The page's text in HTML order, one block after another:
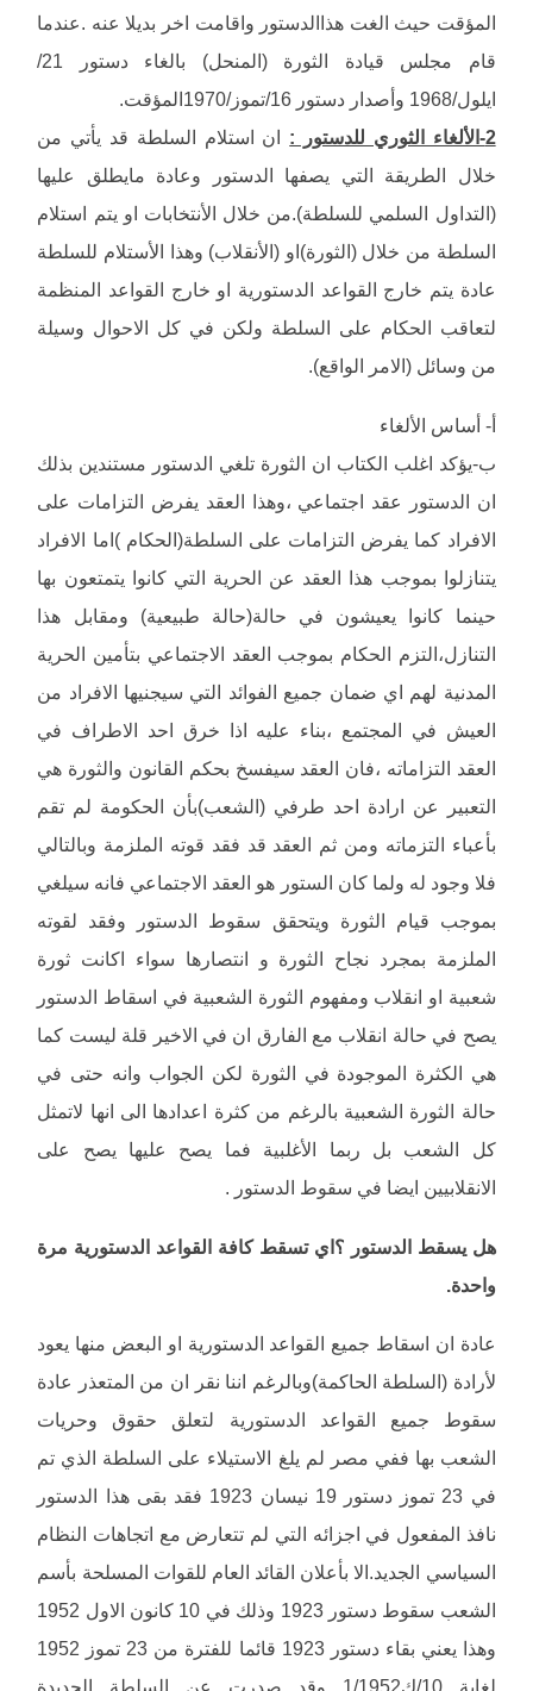
المؤقت حيث الغت هذاالدستور واقامت اخر بديلا عنه .عندما
قام مجلس قيادة الثورة (المنحل) بالغاء دستور 21/
ايلول/1968 وأصدار دستور 16/تموز/1970المؤقت.
2-الألغاء الثوري للدستور :
ان استلام السلطة قد يأتي من
خلال الطريقة التي يصفها الدستور وعادة مايطلق عليها
(التداول السلمي للسلطة).من خلال الأنتخابات او يتم استلام
السلطة من خلال (الثورة)او (الأنقلاب) وهذا الأستلام للسلطة
عادة يتم خارج القواعد الدستورية او خارج القواعد المنظمة
لتعاقب الحكام على السلطة ولكن في كل الاحوال وسيلة
من وسائل (الامر الواقع).
أ‌- أساس الألغاء
ب‌-يؤكد اغلب الكتاب ان الثورة تلغي الدستور مستندين بذلك
ان الدستور عقد اجتماعي ،وهذا العقد يفرض التزامات على
الافراد كما يفرض التزامات على السلطة(الحكام )اما الافراد
يتنازلوا بموجب هذا العقد عن الحرية التي كانوا يتمتعون بها
حينما كانوا يعيشون في حالة(حالة طبيعية) ومقابل هذا
التنازل،التزم الحكام بموجب العقد الاجتماعي بتأمين الحرية
المدنية لهم اي ضمان جميع الفوائد التي سيجنيها الافراد من
العيش في المجتمع ،بناء عليه اذا خرق احد الاطراف في
العقد التزاماته ،فان العقد سيفسخ بحكم القانون والثورة هي
التعبير عن ارادة احد طرفي (الشعب)بأن الحكومة لم تقم
بأعباء التزماته ومن ثم العقد قد فقد قوته الملزمة وبالتالي
فلا وجود له ولما كان الستور هو العقد الاجتماعي فانه سيلغي
بموجب قيام الثورة ويتحقق سقوط الدستور وفقد لقوته
الملزمة بمجرد نجاح الثورة و انتصارها سواء اكانت ثورة
شعبية او انقلاب ومفهوم الثورة الشعبية في اسقاط الدستور
يصح في حالة انقلاب مع الفارق ان في الاخير قلة ليست كما
هي الكثرة الموجودة في الثورة لكن الجواب وانه حتى في
حالة الثورة الشعبية بالرغم من كثرة اعدادها الى انها لاتمثل
كل الشعب بل ربما الأغلبية فما يصح عليها يصح على
الانقلابيين ايضا في سقوط الدستور .
هل يسقط الدستور ؟اي تسقط كافة القواعد الدستورية مرة
واحدة.
عادة ان اسقاط جميع القواعد الدستورية او البعض منها يعود
لأرادة (السلطة الحاكمة)وبالرغم اننا نقر ان من المتعذر عادة
سقوط جميع القواعد الدستورية لتعلق حقوق وحريات
الشعب بها ففي مصر لم يلغ الاستيلاء على السلطة الذي تم
في 23 تموز دستور 19 نيسان 1923 فقد بقى هذا الدستور
نافذ المفعول في اجزائه التي لم تتعارض مع اتجاهات النظام
السياسي الجديد.الا بأعلان القائد العام للقوات المسلحة بأسم
الشعب سقوط دستور 1923 وذلك في 10 كانون الاول 1952
وهذا يعني بقاء دستور 1923 قائما للفترة من 23 تموز 1952